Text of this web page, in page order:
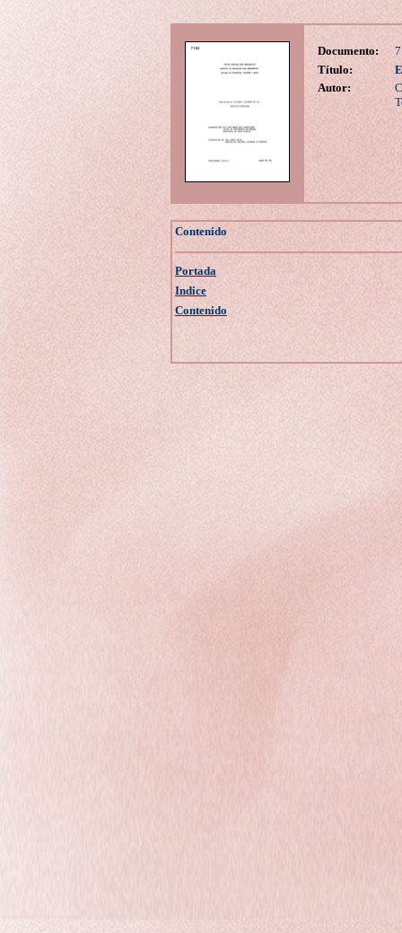
Documento:
Título:
Autor:
Contenido
Portada
Indice
Contenido